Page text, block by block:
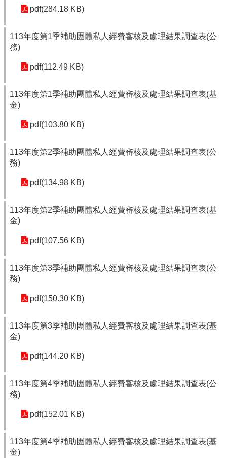
pdf(284.18 KB)
113年度第1季補助團體私人經費審核及處理結果調查表(公
務)
pdf(112.49 KB)
113年度第1季補助團體私人經費審核及處理結果調查表(基
金)
pdf(103.80 KB)
113年度第2季補助團體私人經費審核及處理結果調查表(公
務)
pdf(134.98 KB)
113年度第2季補助團體私人經費審核及處理結果調查表(基
金)
pdf(107.56 KB)
113年度第3季補助團體私人經費審核及處理結果調查表(公
務)
pdf(150.30 KB)
113年度第3季補助團體私人經費審核及處理結果調查表(基
金)
pdf(144.20 KB)
113年度第4季補助團體私人經費審核及處理結果調查表(公
務)
pdf(152.01 KB)
113年度第4季補助團體私人經費審核及處理結果調查表(基
金)